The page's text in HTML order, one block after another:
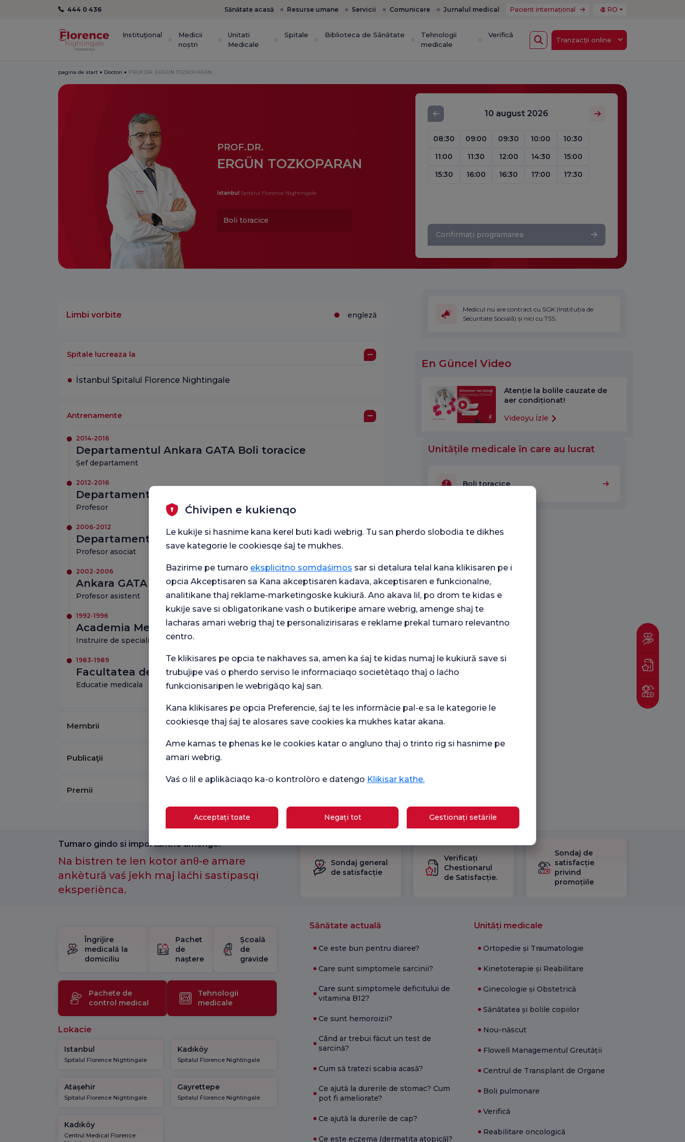
444 0 436 Sănătate acasă Resurse umane Servicii Comunicare Jurnalul medical Pacient internațional RO
Instituţional
Medicii
noștri
Unitati
Medicale
Spitale Biblioteca de Sănătate
Tehnologii
medicale
Verifică
Tranzacții online
pagina de start Doctori PROF.DR. ERGÜN TOZKOPARAN
PROF.DR.
ERGÜN TOZKOPARAN
İstanbul Spitalul Florence Nightingale
Boli toracice
10 august 2026
08:30 09:00 09:30 10:00
10:30
11:00
11:30 12:00 14:30
15:00
15:30
16:00 16:30 17:00 17:30
Confirmați programarea
Limbi vorbite engleză
Spitale lucreaza la
İstanbul Spitalul Florence Nightingale
Antrenamente
2014-2016
Departamentul Ankara GATA Boli toracice
Șef departament
2012-2016
Departamentul Ankara GATA Boli toracice
Profesor
2006-2012
Departamentul Ankara GATA Boli toracice
Profesor asociat
2002-2006
Ankara GATA Departamentul de Boli toracice
Profesor asistent
1992-1996
Academia Medicală Militară Ankara Gulhane
Instruire de specialist în boli toracice
1983-1989
Facultatea de Medicină Militară Ankara Gulhane
Educatie medicala
Membrii
Publicaţii
Premii
Medicul nu are contract cu SGK (Instituția de
Securitate Socială) și nici cu TSS.
En Güncel Video
Atenție la bolile cauzate de
aer condiționat!
Videoyu İzle
Unitățile medicale în care au lucrat
Boli toracice
Îngrijire
medicală la
domiciliu
Pachet
de
naștere
Școală
de
gravide
Pachete de
control medical
Tehnologii
medicale
Lokacie
Istanbul
Spitalul Florence Nightingale
Kadıköy
Spitalul Florence Nightingale
Atașehir
Spitalul Florence Nightingale
Gayrettepe
Spitalul Florence Nightingale
Kadıköy
Centrul Medical Florence
Sănătate actuală
Ce este bun pentru diaree?
Care sunt simptomele sarcinii?
Care sunt simptomele deficitului de
vitamina B12?
Ce sunt hemoroizii?
Când ar trebui făcut un test de
sarcină?
Cum să tratezi scabia acasă?
Ce ajută la durerile de stomac? Cum
pot fi ameliorate?
Ce ajută la durerile de cap?
Ce este eczema (dermatita atopică)?
Unități medicale
Ortopedie și Traumatologie
Kinetoterapie și Reabilitare
Ginecologie și Obstetrică
Sănătatea și bolile copiilor
Nou-născut
Flowell Managementul Greutății
Centrul de Transplant de Organe
Boli pulmonare
Verifică
Reabilitare oncologică
Tumaro gindo si importantno amenge.
Na bistren te len kotor anθ-e amare
ankètură vaś jekh maj laćhi sastipasqi
eksperiènca.
Sondaj general
de satisfacție
Verificați
Chestionarul
de Satisfacție.
Sondaj de
satisfacție
privind
promoțiile
Ćhivipen e kukienqo
Le kukije si hasnime kana kerel buti kadi webrig. Tu san pherdo slobodia te dikhes
save kategorie le cookiesqe śaj te mukhes.
Bazirime pe tumaro eksplicitno somdaśimos sar si detalura telal kana klikisaren pe i
opcia Akceptisaren sa Kana akceptisaren kadava, akceptisaren e funkcionalne,
analitikane thaj reklame-marketingoske kukiură. Ano akava lil, po drom te kidas e
kukije save si obligatorikane vash o butikeripe amare webrig, amenge shaj te
lacharas amari webrig thaj te personalizirisaras e reklame prekal tumaro relevantno
centro.
Te klikisares pe opcia te nakhaves sa, amen ka śaj te kidas numaj le kukiură save si
trubujipe vaś o pherdo serviso le informaciaqo societètaqo thaj o laćho
funkcionisaripen le webrigăqo kaj san.
Kana klikisares pe opcia Preferencie, śaj te les informàcie pal-e sa le kategorie le
cookiesqe thaj śaj te alosares save cookies ka mukhes katar akana.
Ame kamas te phenas ke le cookies katar o angluno thaj o trinto rig si hasnime pe
amari webrig.
Vaś o lil e aplikàciaqo ka-o kontrolòro e datengo Klikisar kathe.
Acceptați toate Negați tot Gestionați setările